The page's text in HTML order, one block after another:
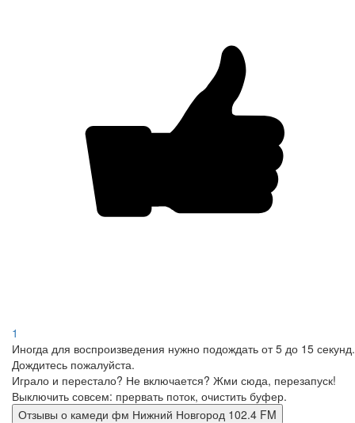
1
Иногда для воспроизведения нужно подождать от 5 до 15 секунд.
Дождитесь пожалуйста.
Играло и перестало? Не включается? Жми сюда, перезапуск!
Выключить совсем: прервать поток, очистить буфер.
Отзывы о камеди фм Нижний Новгород 102.4 FM